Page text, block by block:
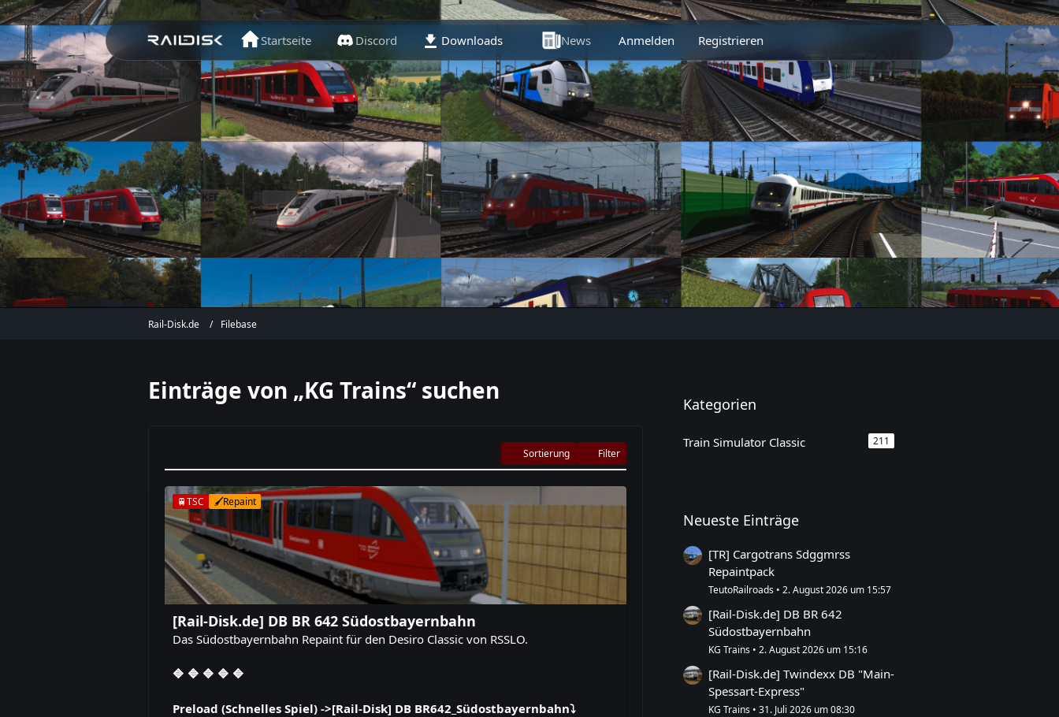
Startseite Discord Downloads News Artikel Partner
Anmelden Registrieren
Rail-Disk.de Filebase
Einträge von „KG Trains“ suchen
Sortierung Filter
🚆TSC 🖌️Repaint
[Rail-Disk.de] DB BR 642 Südostbayernbahn
Das Südostbayernbahn Repaint für den Desiro Classic von RSSLO.
🔷 🔷 🔷 🔷 🔷
Preload (Schnelles Spiel) ->[Rail-Disk] DB BR642_Südostbayernbahn⤵️
Kategorien
Train Simulator Classic 211
Neueste Einträge
[TR] Cargotrans Sdggmrss
Repaintpack
TeutoRailroads 2. August 2026 um 15:57
[Rail-Disk.de] DB BR 642
Südostbayernbahn
KG Trains 2. August 2026 um 15:16
[Rail-Disk.de] Twindexx DB "Main-
Spessart-Express"
KG Trains 31. Juli 2026 um 08:30